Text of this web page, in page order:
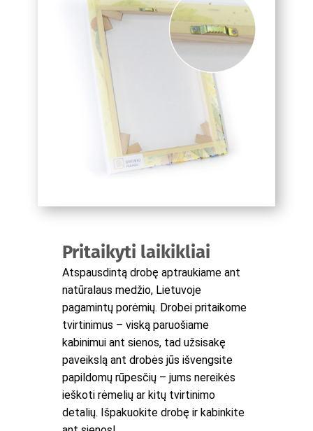
Pritaikyti laikikliai
Atspausdintą drobę aptraukiame ant
natūralaus medžio, Lietuvoje
pagamintų porėmių. Drobei pritaikome
tvirtinimus – viską paruošiame
kabinimui ant sienos, tad užsisakę
paveikslą ant drobės jūs išvengsite
papildomų rūpesčių – jums nereikės
ieškoti rėmelių ar kitų tvirtinimo
detalių. Išpakuokite drobę ir kabinkite